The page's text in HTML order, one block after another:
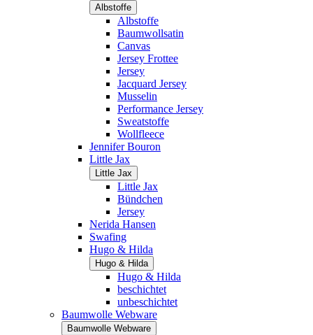
Albstoffe
Albstoffe
Baumwollsatin
Canvas
Jersey Frottee
Jersey
Jacquard Jersey
Musselin
Performance Jersey
Sweatstoffe
Wollfleece
Jennifer Bouron
Little Jax
Little Jax
Little Jax
Bündchen
Jersey
Nerida Hansen
Swafing
Hugo & Hilda
Hugo & Hilda
Hugo & Hilda
beschichtet
unbeschichtet
Baumwolle Webware
Baumwolle Webware